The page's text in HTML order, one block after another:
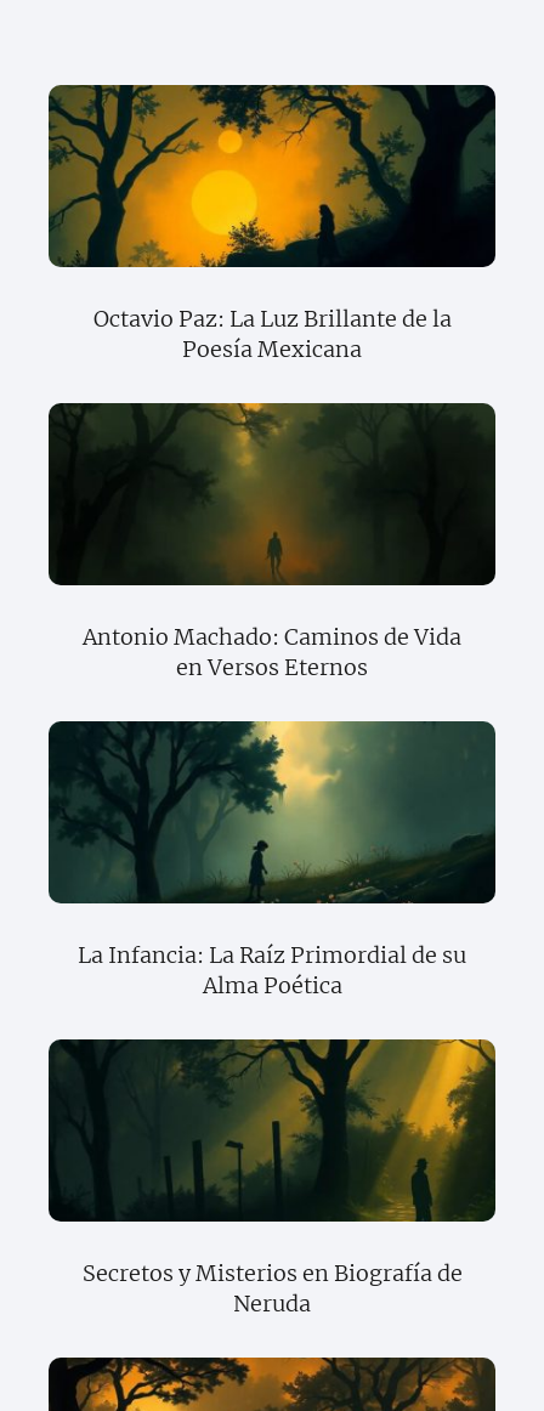
Octavio Paz: La Luz Brillante de la
Poesía Mexicana
Antonio Machado: Caminos de Vida
en Versos Eternos
La Infancia: La Raíz Primordial de su
Alma Poética
Secretos y Misterios en Biografía de
Neruda